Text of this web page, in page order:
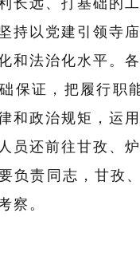
持以 党建引领寺
和法治化水平。
保证，把履行职
和政治规矩，运用
还前往甘孜、炉
负责同志，甘孜
察。